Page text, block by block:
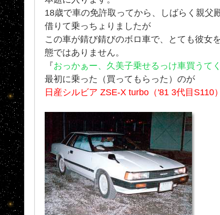
18歳で車の免許取ってから、しばらく親父
借りて乗っちょりましたが
この車が錆び錆びのボロ車で、とても彼女
態ではありません。
『おっかぁー、久美子乗せるっけ車買うて
最初に乗った（買ってもらった）のが
日産シルビア ZSE-X turbo（'81 3代目S110